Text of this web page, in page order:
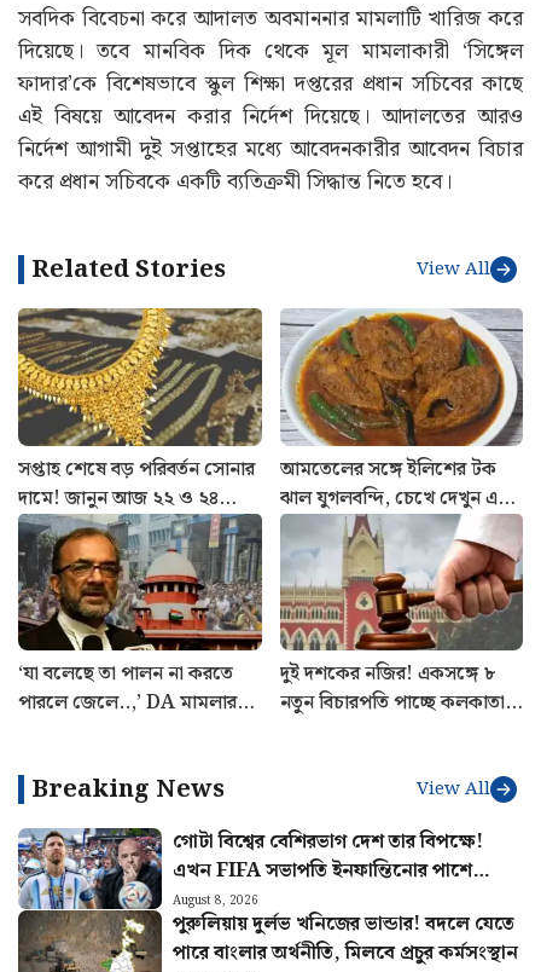
সবদিক বিবেচনা করে আদালত অবমাননার মামলাটি খারিজ করে
দিয়েছে। তবে মানবিক দিক থেকে মূল মামলাকারী ‘সিঙ্গেল
ফাদার’কে বিশেষভাবে স্কুল শিক্ষা দপ্তরের প্রধান সচিবের কাছে
এই বিষয়ে আবেদন করার নির্দেশ দিয়েছে। আদালতের আরও
নির্দেশ আগামী দুই সপ্তাহের মধ্যে আবেদনকারীর আবেদন বিচার
করে প্রধান সচিবকে একটি ব্যতিক্রমী সিদ্ধান্ত নিতে হবে।
Related Stories View All
সপ্তাহ শেষে বড় পরিবর্তন সোনার
দামে! জানুন আজ ২২ ও ২৪
ক্যারেটের লেটেস্ট রেট
আমতেলের সঙ্গে ইলিশের টক
ঝাল যুগলবন্দি, চেখে দেখুন এই
ইউনিক রেসিপি
‘যা বলেছে তা পালন না করতে
পারলে জেলে..,’ DA মামলার
দুই দশকের নজির! একসঙ্গে ৮
নতুন বিচারপতি পাচ্ছে কলকাতা
Breaking News View All
গোটা বিশ্বের বেশিরভাগ দেশ তার বিপক্ষে!
এখন FIFA সভাপতি ইনফান্তিনোর পাশে
দাঁড়ালো মেসির আর্জেন্টিনা
August 8, 2026
পুরুলিয়ায় দুর্লভ খনিজের ভান্ডার! বদলে যেতে
পারে বাংলার অর্থনীতি, মিলবে প্রচুর কর্মসংস্থান